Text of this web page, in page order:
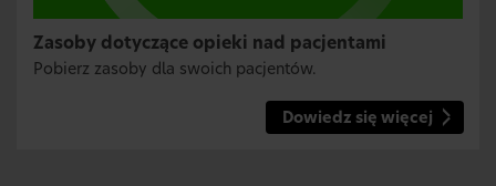
Zasoby dotyczące opieki nad pacjentami
Pobierz zasoby dla swoich pacjentów.
Dowiedz się więcej